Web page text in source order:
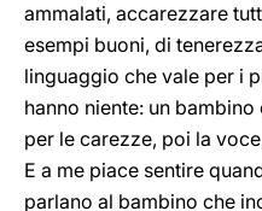
ammalati, accarezzare
esempi buoni, di
linguaggio che vale per i
hanno niente: un
per le carezze, poi la
E a me piace sentire
parlano al bambino che